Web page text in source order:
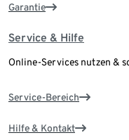
Garantie
Service & Hilfe
Online-Services nutzen &
Service-Bereich
Hilfe & Kontakt